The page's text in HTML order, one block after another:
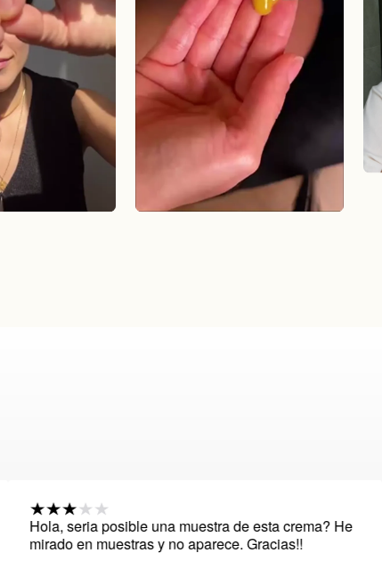
seria posible una muestra de esta crema? He
en muestras y no aparece. Gracias!!